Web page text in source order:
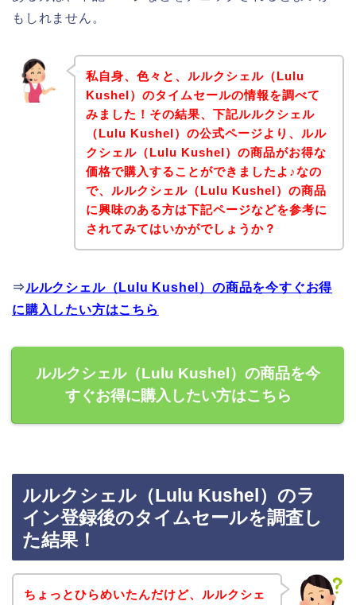
もしれません。
私自身、色々と、ルルクシェル（Lulu
Kushel）のタイムセールの情報を調べて
みました！その結果、下記ルルクシェル
（Lulu Kushel）の公式ページより、ルル
クシェル（Lulu Kushel）の商品がお得な
価格で購入することができましたよ♪なの
で、ルルクシェル（Lulu Kushel）の商品
に興味のある方は下記ページなどを参考に
されてみてはいかがでしょうか？
⇒ルルクシェル（Lulu Kushel）の商品を今すぐお得
に購入したい方はこちら
ルルクシェル（Lulu Kushel）の商品を今
すぐお得に購入したい方はこちら
ルルクシェル（Lulu Kushel）のラ
イン登録後のタイムセールを調査し
た結果！
ちょっとひらめいたんだけど、ルルクシェ